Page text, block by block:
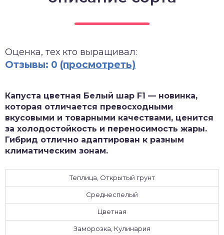
Оценка, тех кто выращивал:
Отзывы: 0 (просмотреть)
Капуста цветная Белый шар F1 — новинка,
которая отличается превосходными
вкусовыми и товарными качествами, ценится
за холодостойкость и переносимость жары.
Гибрид отлично адаптирован к разным
климатическим зонам.
Теплица, Открытый грунт
Среднеспелый
Цветная
Заморозка, Кулинария